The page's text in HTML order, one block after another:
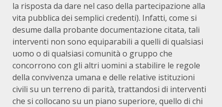
la risposta da dare nel caso della partecipazione alla
vita pubblica dei semplici credenti). Infatti, come si
desume dalla probante documentazione citata, tali
interventi non sono equiparabili a quelli di qualsiasi
uomo o di qualsiasi comunità o gruppo che
concorrono con gli altri uomini a stabilire le regole
della convivenza umana e delle relative istituzioni
civili su un terreno di parità, trattandosi di interventi
che si collocano su un piano superiore, quello di chi